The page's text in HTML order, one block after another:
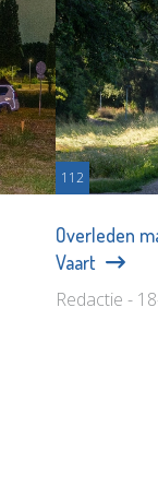
112
Overleden
Vaart
Redactie -